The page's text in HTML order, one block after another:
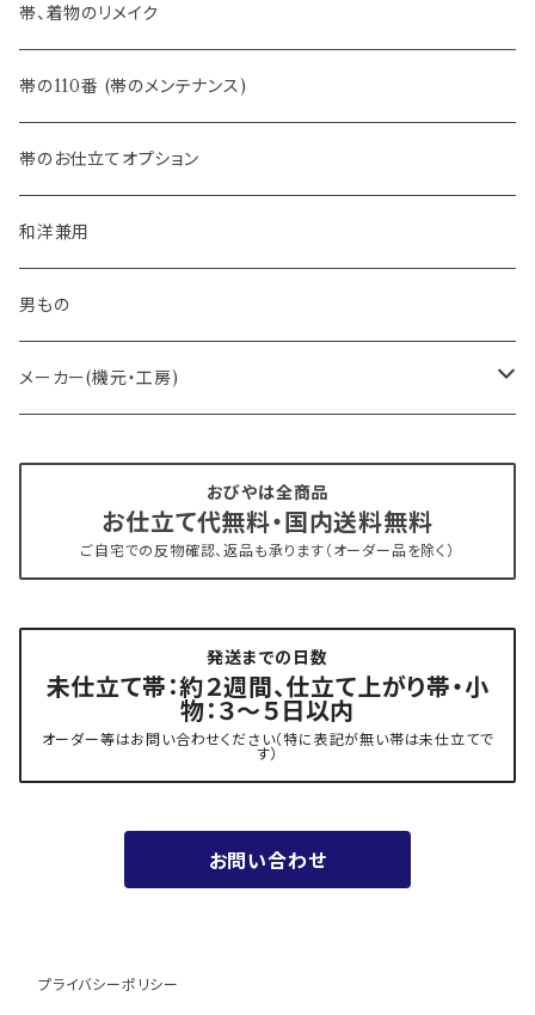
- 夏帯
- 半幅帯
- 大人兵児帯
- おびやオリジナル・別注
- オーダー帯
- 京袋帯・開き仕立て
- 新古帯、中古・リサイクル帯 (メンテナンス済み)
夏用
- 振袖の帯・ママ振り・振袖用袋帯
-おびやオリジナル
-フィカレ
帯、着物のリメイク
帯の110番 (帯のメンテナンス)
帯のお仕立てオプション
和洋兼用
男もの
メーカー(機元・工房)
博多織 西村織物
『marumasa.fab』丸正織物
おびやは全商品
お仕立て代無料・国内送料無料
ご自宅での反物確認、返品も承ります（オーダー品を除く）
発送までの日数
未仕立て帯：約２週間、仕立て上がり帯・小
物：３～５日以内
オーダー等はお問い合わせください（特に表記が無い帯は未仕立てで
す）
お問い合わせ
プライバシーポリシー